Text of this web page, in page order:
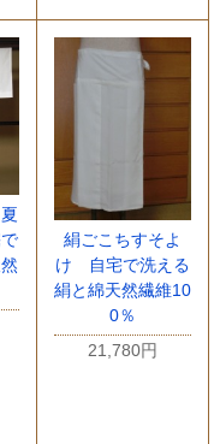
絹ごこちすそよ
け 自宅で洗える
絹と綿天然繊維10
0％
21,780円